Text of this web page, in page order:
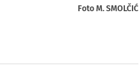
Foto M. SMOLČIĆ